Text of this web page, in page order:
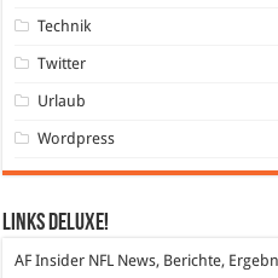
Technik
Twitter
Urlaub
Wordpress
Links DeLuXe!
AF Insider NFL News, Berichte,